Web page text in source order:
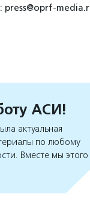
press@oprf-
АСИ!
актуальная
по любому
Вместе мы этого